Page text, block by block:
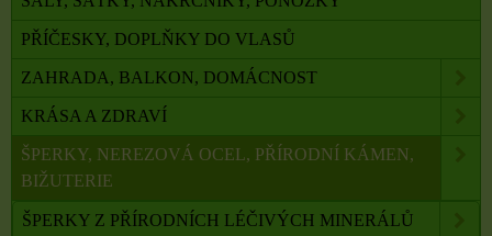
PŘÍČESKY, DOPLŇKY DO VLASŮ
ZAHRADA, BALKON, DOMÁCNOST
KRÁSA A ZDRAVÍ
ŠPERKY, NEREZOVÁ OCEL, PŘÍRODNÍ KÁMEN,
BIŽUTERIE
ŠPERKY Z PŘÍRODNÍCH LÉČIVÝCH MINERÁLŮ